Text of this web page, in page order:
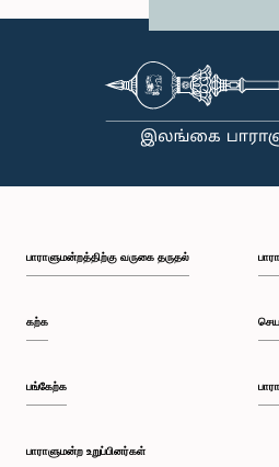
பாராளுமன்றத்திற்கு வருகை தருதல்
கற்க
பங்கேற்க
பாராளுமன்ற உறுப்பினர்கள்